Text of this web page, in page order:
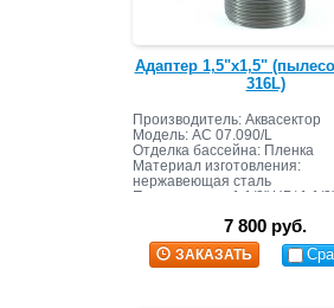
Адаптер 1,5"х1,5"
316L)
Производитель: Аквасектор
Модель: АС 07.090/L
Отделка бассейна: Пленка
Материал изготовления:
нержавеющая сталь
Подключение: 1 1/2" НР/ 1 1/
7 800 руб.
ЗАКАЗАТЬ